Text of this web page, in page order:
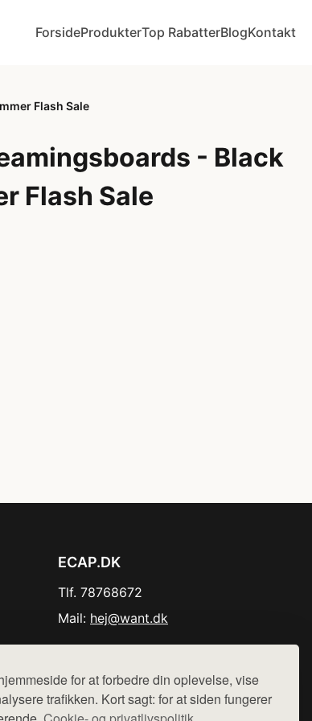
for at forbedre din oplevelse, vise
trafikken. Kort sagt: for at siden fungerer
ForsideProdukterTop RabatterBlogKontakt
Flash Sale
- Black
Flash Sale
ECAP.DK
Tlf. 78768672
Mail: hej@want.dk